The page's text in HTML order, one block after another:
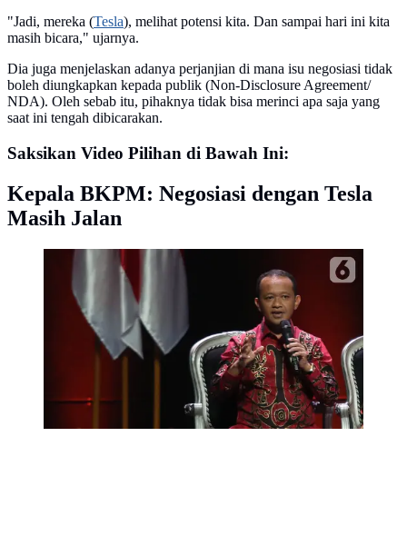
"Jadi, mereka (Tesla), melihat potensi kita. Dan sampai hari ini kita
masih bicara," ujarnya.
Dia juga menjelaskan adanya perjanjian di mana isu negosiasi tidak
boleh diungkapkan kepada publik (Non-Disclosure Agreement/
NDA). Oleh sebab itu, pihaknya tidak bisa merinci apa saja yang
saat ini tengah dibicarakan.
Saksikan Video Pilihan di Bawah Ini:
Kepala BKPM: Negosiasi dengan Tesla
Masih Jalan
Kepala BKPM Bahlil Lahadalia menyampaikan
paparan saat diskusi panel V Rakornas Indonesia Maju
antara Pemerintah Pusat dan Forum Koordinasi
Pimpinan Daerah (Forkopimda) di Bogor, Rabu
(13/11/2019). Panel V itu membahas penyederhanaan
regulasi dan reformasi birokrasi.
(Liputan6.com/Herman Zakharia)